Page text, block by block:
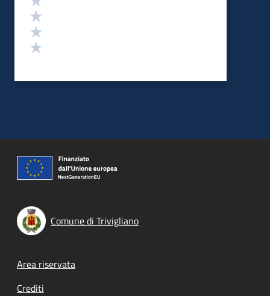
Comune di Trivigliano
Footer menu
Area riservata
Crediti